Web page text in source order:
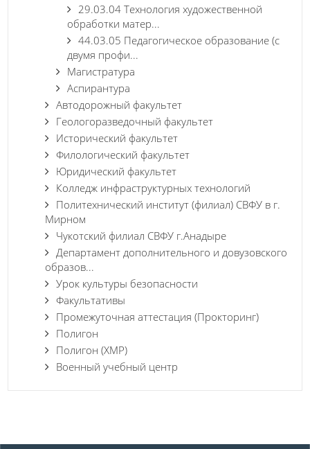
29.03.04 Технология художественной
обработки матер...
44.03.05 Педагогическое образование (с
двумя профи...
Магистратура
Аспирантура
Автодорожный факультет
Геологоразведочный факультет
Исторический факультет
Филологический факультет
Юридический факультет
Колледж инфраструктурных технологий
Политехнический институт (филиал) СВФУ в г.
Мирном
Чукотский филиал СВФУ г.Анадыре
Департамент дополнительного и довузовского
образов...
Урок культуры безопасности
Факультативы
Промежуточная аттестация (Прокторинг)
Полигон
Полигон (ХМР)
Военный учебный центр